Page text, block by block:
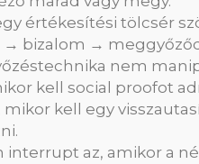
értékesítési tölcsér
bizalom →
nem
kell social proofot
kell egy
interrupt az, amikor a